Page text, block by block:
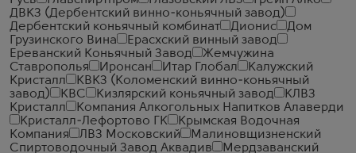
ДВКЗ (Дербентский винно-коньячный завод)
Дербентский коньячный комбинат
Дионис
Дом
Грузинского Вина
Ерасхский винный завод
Ереванский Коньячный Завод
Жемчужина
Ставрополья
Иронсан Итар Глобал
Калужский
Кристалл
КВКЗ (Коломенский винно-коньячный
завод)
КВС Кизлярский коньячный завод
КЛВЗ
Кристалл
Компания Алкогольных Напитков Алаверди
Кристалл-Лефортово ГК
Крымская Водочная
Компания
ЛВЗ Московский
Малиновщизненский
Спиртоводочный Завод Аквадив
Мердзаванский